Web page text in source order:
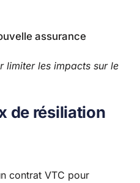
assurance
limiter les impacts sur le
de résiliation
contrat VTC pour